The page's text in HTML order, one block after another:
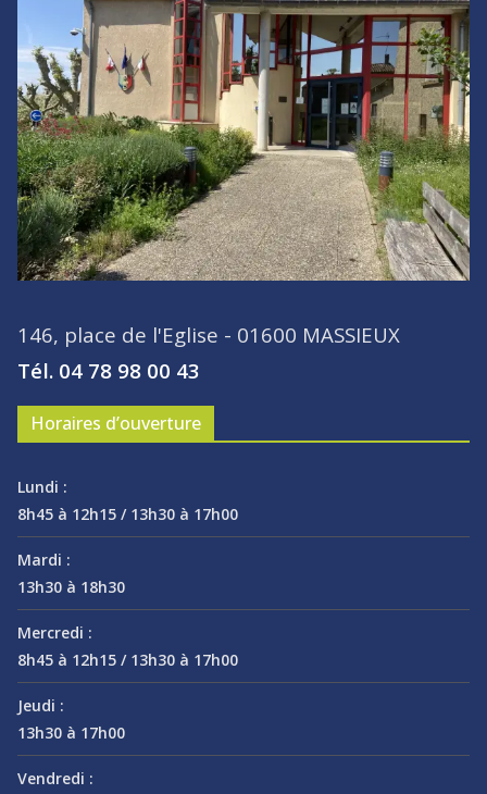
146, place de l'Eglise - 01600 MASSIEUX
Tél. 04 78 98 00 43
Horaires d’ouverture
Lundi :
8h45 à 12h15 / 13h30 à 17h00
Mardi :
13h30 à 18h30
Mercredi :
8h45 à 12h15 / 13h30 à 17h00
Jeudi :
13h30 à 17h00
Vendredi :